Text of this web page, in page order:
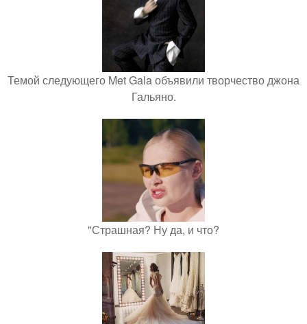
Темой следующего Met Gala объявили творчество джона
Гальяно.
"Страшная? Ну да, и что?